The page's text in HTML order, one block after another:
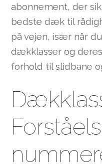
abonnement, der
bedste dæk til
på vejen, især når
dækklasser og deres
forhold til slidbane